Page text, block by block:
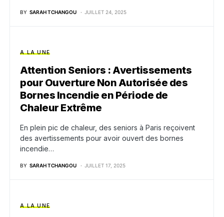
BY SARAH TCHANGOU JUILLET 24, 2025
A LA UNE
Attention Seniors : Avertissements
pour Ouverture Non Autorisée des
Bornes Incendie en Période de
Chaleur Extrême
En plein pic de chaleur, des seniors à Paris reçoivent
des avertissements pour avoir ouvert des bornes
incendie…
BY SARAH TCHANGOU JUILLET 17, 2025
A LA UNE